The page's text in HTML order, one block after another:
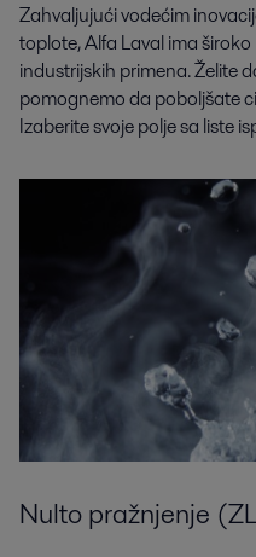
Zahvaljujući vodećim
toplote, Alfa Laval ima
industrijskih primena. Želite
pomognemo da poboljšate
Izaberite svoje polje sa liste
Nulto pražnjenje